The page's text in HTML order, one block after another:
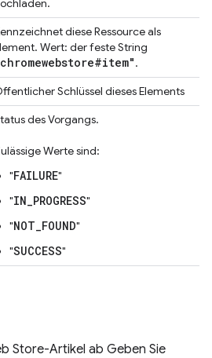
diese Ressource als
Wert: der feste String
.
Schlüssel dieses Elements
des Vorgangs.
Werte sind:
"FAILURE"
"IN_PROGRESS"
"NOT_FOUND"
"SUCCESS"
Store-Artikel ab Geben Sie